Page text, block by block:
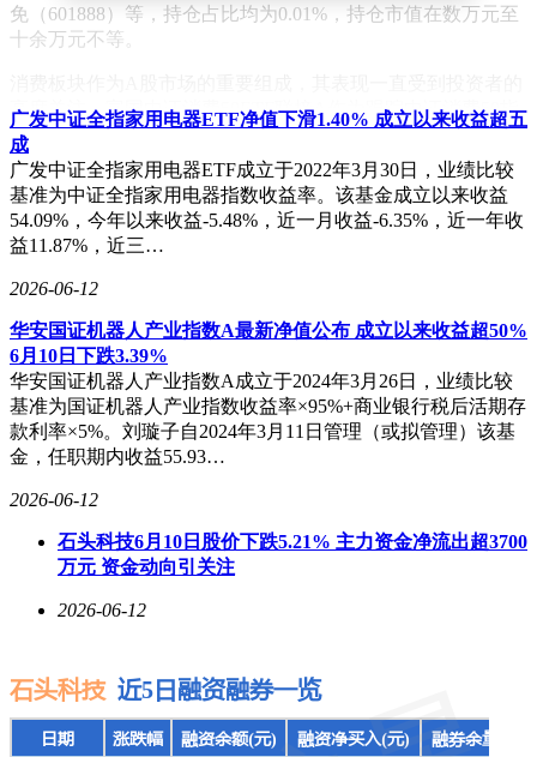
免（601888）等，持仓占比均为0.01%，持仓市值在数万元至
十余万元不等。
高度关注。富国中证消费50ETF联接A作为跟踪中证消费50指
数的基金产品，其净值波动反映了消费板块的整体走势。尽管
近期该基金表现不佳，但市场分析人士认为，消费板块长期投
资价值依然存在，投资者可关注其后续表现。
广发中证全指家用电器ETF净值下滑1.40% 成立以来收益超五
成
广发中证全指家用电器ETF成立于2022年3月30日，业绩比较
基准为中证全指家用电器指数收益率。该基金成立以来收益
54.09%，今年以来收益-5.48%，近一月收益-6.35%，近一年收
益11.87%，近三…
2026-06-12
华安国证机器人产业指数A最新净值公布 成立以来收益超50%
6月10日下跌3.39%
华安国证机器人产业指数A成立于2024年3月26日，业绩比较
基准为国证机器人产业指数收益率×95%+商业银行税后活期存
款利率×5%。刘璇子自2024年3月11日管理（或拟管理）该基
金，任职期内收益55.93…
2026-06-12
石头科技6月10日股价下跌5.21% 主力资金净流出超3700
万元 资金动向引关注
2026-06-12